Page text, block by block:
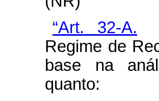
“Art. 32-A.
Regime de
base na
quanto: